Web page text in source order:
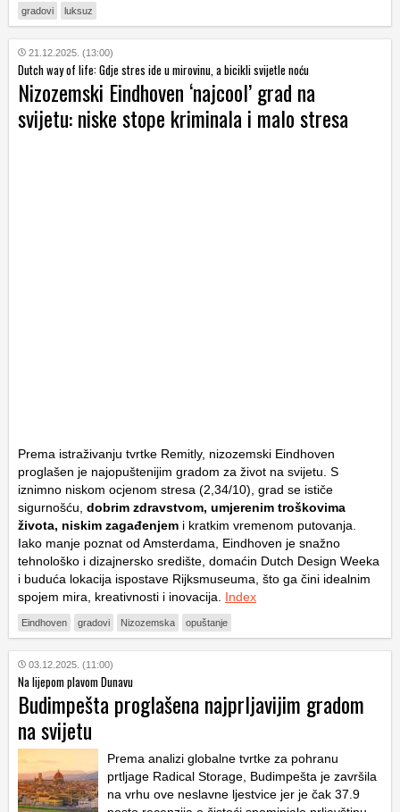
gradovi luksuz
21.12.2025. (13:00)
Dutch way of life: Gdje stres ide u mirovinu, a bicikli svijetle noću
Nizozemski Eindhoven ‘najcool’ grad na
svijetu: niske stope kriminala i malo stresa
Prema istraživanju tvrtke Remitly, nizozemski Eindhoven
proglašen je najopuštenijim gradom za život na svijetu. S
iznimno niskom ocjenom stresa (2,34/10), grad se ističe
sigurnošću, dobrim zdravstvom, umjerenim troškovima
života, niskim zagađenjem i kratkim vremenom putovanja.
Iako manje poznat od Amsterdama, Eindhoven je snažno
tehnološko i dizajnersko središte, domaćin Dutch Design Weeka
i buduća lokacija ispostave Rijksmuseuma, što ga čini idealnim
spojem mira, kreativnosti i inovacija. Index
Eindhoven gradovi Nizozemska opuštanje
03.12.2025. (11:00)
Na lijepom plavom Dunavu
Budimpešta proglašena najprljavijim gradom
na svijetu
Prema analizi globalne tvrtke za pohranu
prtljage Radical Storage, Budimpešta je završila
na vrhu ove neslavne ljestvice jer je čak 37.9